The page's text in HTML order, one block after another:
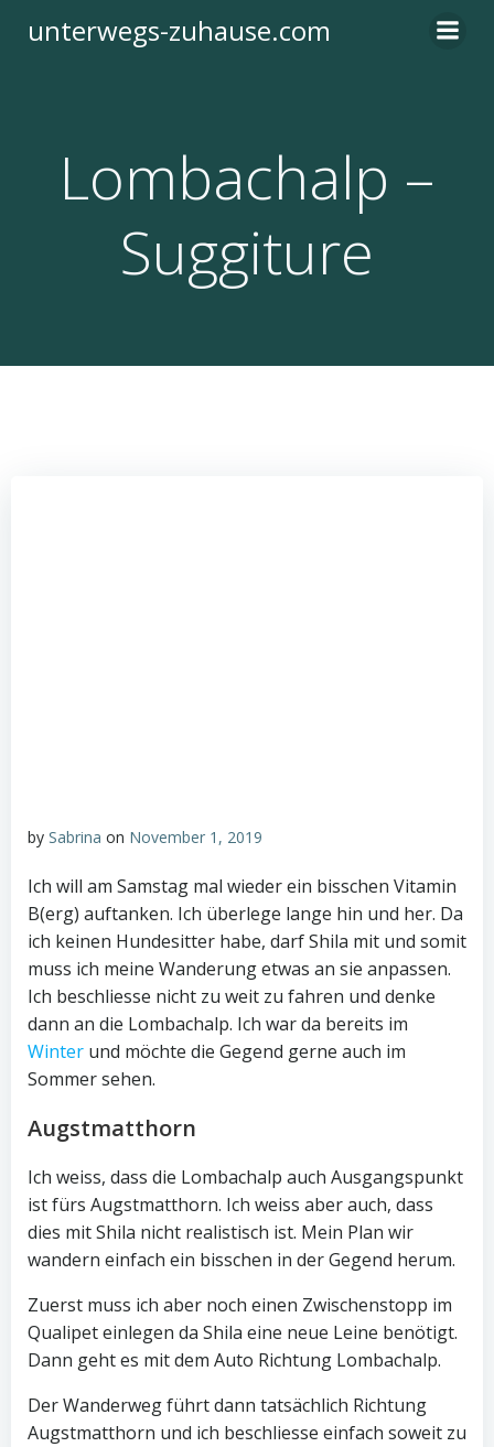
Inhalt
unterwegs-zuhause.com
Lombachalp –
Suggiture
by Sabrina on November 1, 2019
Ich will am Samstag mal wieder ein bisschen Vitamin
B(erg) auftanken. Ich überlege lange hin und her. Da
ich keinen Hundesitter habe, darf Shila mit und somit
muss ich meine Wanderung etwas an sie anpassen.
Ich beschliesse nicht zu weit zu fahren und denke
dann an die Lombachalp. Ich war da bereits im
Winter und möchte die Gegend gerne auch im
Sommer sehen.
Augstmatthorn
Ich weiss, dass die Lombachalp auch Ausgangspunkt
ist fürs Augstmatthorn. Ich weiss aber auch, dass
dies mit Shila nicht realistisch ist. Mein Plan wir
wandern einfach ein bisschen in der Gegend herum.
Zuerst muss ich aber noch einen Zwischenstopp im
Qualipet einlegen da Shila eine neue Leine benötigt.
Dann geht es mit dem Auto Richtung Lombachalp.
Der Wanderweg führt dann tatsächlich Richtung
Augstmatthorn und ich beschliesse einfach soweit zu